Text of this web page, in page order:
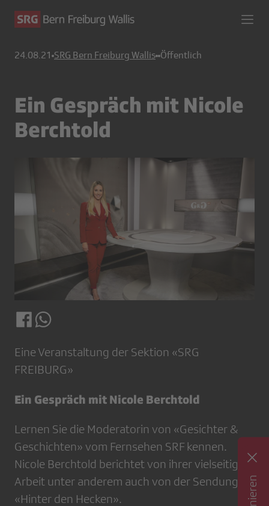
24.08.21 SRG Bern Freiburg Wallis Öffentlich
Ein Gespräch mit Nicole
Berchtold
Eine Veranstaltung der Sektion «SRG
FREIBURG»
Ein Gespräch mit Nicole Berchtold
Lernen Sie die Moderatorin von «Gesichter &
Geschichten» vom Fernsehen SRF kennen.
Nicole Berchtold berichtet von ihrer vielseitigen
Arbeit unter anderem auch von der Sendung
«Hinter den Hecken».